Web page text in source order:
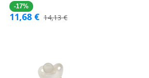
-17%
11,68 € 14,13€